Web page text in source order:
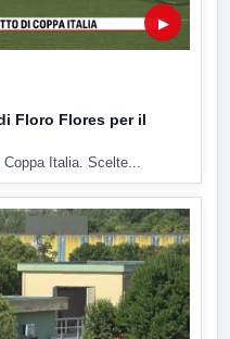
▶
Floro Flores per il
Coppa Italia. Scelte...